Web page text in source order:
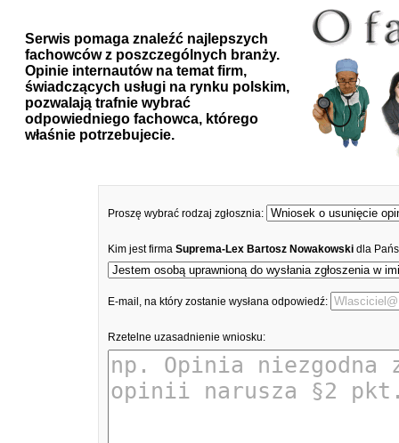
Serwis pomaga znaleźć najlepszych
fachowców z poszczególnych branży.
Opinie internautów na temat firm,
świadczących usługi na rynku polskim,
pozwalają trafnie wybrać
odpowiedniego fachowca, którego
właśnie potrzebujecie.
Proszę wybrać rodzaj zgłosznia:
Kim jest firma Suprema-Lex Bartosz Nowakowski dla
E-mail, na który zostanie wysłana odpowiedź:
Rzetelne uzasadnienie wniosku: